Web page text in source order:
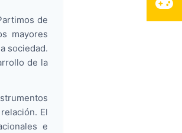
de
mayores
sociedad.
de la
El
e